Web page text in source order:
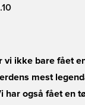
vi ikke bare fået
mest
har også fået en